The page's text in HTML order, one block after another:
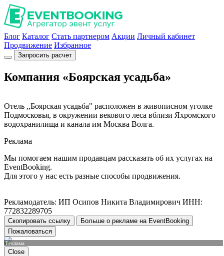
Блог Каталог Стать партнером Акции Личный кабинет
Продвижение Избранное
Запросить расчет
Компания «Боярская усадьба»
Отель ,,Боярская усадьба" расположен в живописном уголке
Подмосковья, в окружении векового леса вблизи Яхромского
водохранилища и канала им Москва Волга.
Реклама
Мы помогаем нашим продавцам рассказать об их услугах на
EventBooking.
Для этого у нас есть разные способы продвижения.
Рекламодатель: ИП Осипов Никита Владимирович ИНН:
772832289705
Скопировать ссылку
Больше о рекламе на EventBooking
Пожаловаться
Реклама
Close